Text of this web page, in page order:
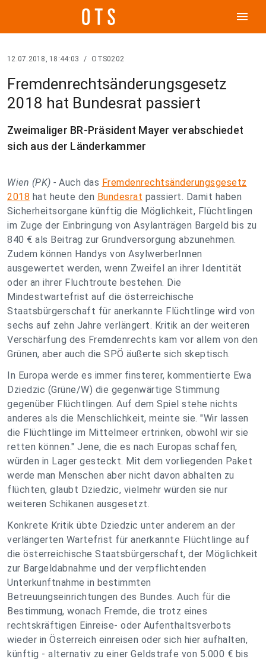
menu
12.07.2018, 18:44:03 / OTS0202
Fremdenrechtsänderungsgesetz
2018 hat Bundesrat passiert
Zweimaliger BR-Präsident Mayer verabschiedet
sich aus der Länderkammer
Wien (PK) - Auch das Fremdenrechtsänderungsgesetz
2018 hat heute den Bundesrat passiert. Damit haben
Sicherheitsorgane künftig die Möglichkeit, Flüchtlingen
im Zuge der Einbringung von Asylanträgen Bargeld bis zu
840 € als Beitrag zur Grundversorgung abzunehmen.
Zudem können Handys von AsylwerberInnen
ausgewertet werden, wenn Zweifel an ihrer Identität
oder an ihrer Fluchtroute bestehen. Die
Mindestwartefrist auf die österreichische
Staatsbürgerschaft für anerkannte Flüchtlinge wird von
sechs auf zehn Jahre verlängert. Kritik an der weiteren
Verschärfung des Fremdenrechts kam vor allem von den
Grünen, aber auch die SPÖ äußerte sich skeptisch.
In Europa werde es immer finsterer, kommentierte Ewa
Dziedzic (Grüne/W) die gegenwärtige Stimmung
gegenüber Flüchtlingen. Auf dem Spiel stehe nichts
anderes als die Menschlichkeit, meinte sie. "Wir lassen
die Flüchtlinge im Mittelmeer ertrinken, obwohl wir sie
retten können." Jene, die es nach Europas schaffen,
würden in Lager gesteckt. Mit dem vorliegenden Paket
werde man Menschen aber nicht davon abhalten zu
flüchten, glaubt Dziedzic, vielmehr würden sie nur
weiteren Schikanen ausgesetzt.
Konkrete Kritik übte Dziedzic unter anderem an der
verlängerten Wartefrist für anerkannte Flüchtlinge auf
die österreichische Staatsbürgerschaft, der Möglichkeit
zur Bargeldabnahme und der verpflichtenden
Unterkunftnahme in bestimmten
Betreuungseinrichtungen des Bundes. Auch für die
Bestimmung, wonach Fremde, die trotz eines
rechtskräftigen Einreise- oder Aufenthaltsverbots
wieder in Österreich einreisen oder sich hier aufhalten,
künftig - alternativ zu einer Geldstrafe von 5.000 € bis